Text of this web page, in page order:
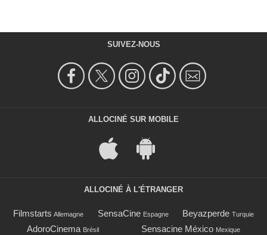
SUIVEZ-NOUS
ALLOCINÉ SUR MOBILE
ALLOCINÉ À L'ÉTRANGER
Filmstarts Allemagne SensaCine Espagne Beyazperde Turquie
AdoroCinema Brésil Sensacine México Mexique